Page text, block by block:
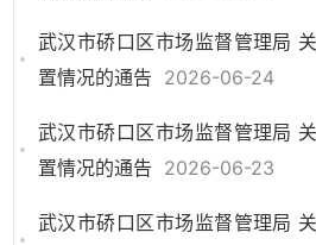
武汉市硚口区市场监督管理局
置情况的通告 2026-06-24
武汉市硚口区市场监督管理局
置情况的通告 2026-06-23
武汉市硚口区市场监督管理局